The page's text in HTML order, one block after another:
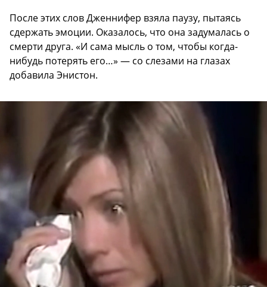
После этих слов Дженнифер взяла паузу, пытаясь
сдержать эмоции. Оказалось, что она задумалась о
смерти друга. «И сама мысль о том, чтобы когда-
нибудь потерять его…» — со слезами на глазах
добавила Энистон.